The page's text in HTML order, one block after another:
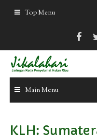
Top Menu
Main Menu
KLH: